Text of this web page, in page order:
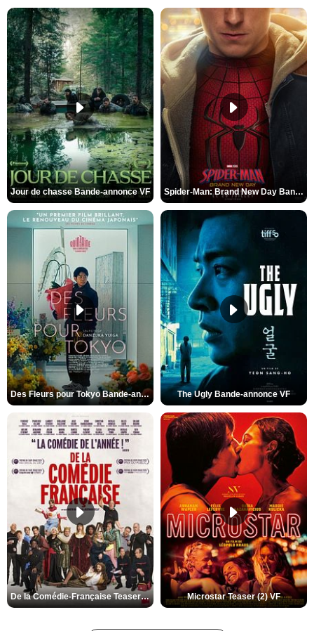
Jour de chasse Bande-annonce VF Spider-Man: Brand New Day Bande-annonce (3) VO STFR
Des Fleurs pour Tokyo Bande-annonce VO STFR The Ugly Bande-annonce VF
De la Comédie-Française Teaser (3) VF Microstar Teaser (2) VF